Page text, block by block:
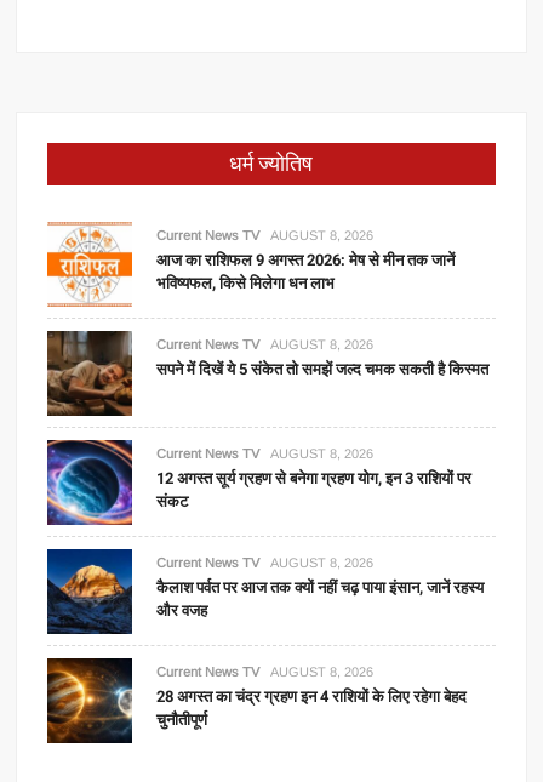
धर्म ज्योतिष
Current News TV AUGUST 8, 2026
आज का राशिफल 9 अगस्त 2026: मेष से मीन तक जानें
भविष्यफल, किसे मिलेगा धन लाभ
Current News TV AUGUST 8, 2026
सपने में दिखें ये 5 संकेत तो समझें जल्द चमक सकती है किस्मत
Current News TV AUGUST 8, 2026
12 अगस्त सूर्य ग्रहण से बनेगा ग्रहण योग, इन 3 राशियों पर
संकट
Current News TV AUGUST 8, 2026
कैलाश पर्वत पर आज तक क्यों नहीं चढ़ पाया इंसान, जानें रहस्य
और वजह
Current News TV AUGUST 8, 2026
28 अगस्त का चंद्र ग्रहण इन 4 राशियों के लिए रहेगा बेहद
चुनौतीपूर्ण